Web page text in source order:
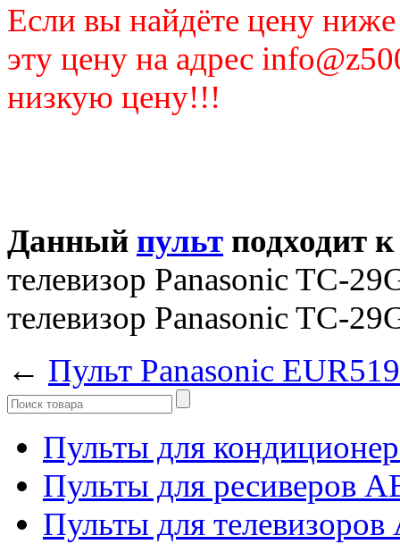
Если вы найдёте цену
эту цену на адрес
низкую цену!!!
Данный пульт подходит
телевизор Panasonic TC-
телевизор Panasonic TC-
← Пульт Panasonic
Пульты для
Пульты для ресиверов
Пульты для телевизоров